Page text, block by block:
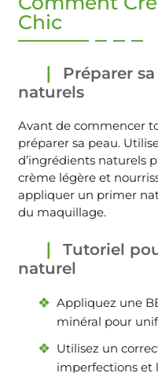
Chic
Préparer
naturels
Avant de commencer
préparer sa peau.
d’ingrédients naturels
crème légère et
appliquer un primer
du maquillage.
Tutoriel
naturel
Appliquez une
minéral pour
Utilisez un
imperfections et